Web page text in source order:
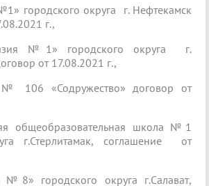
городского округа г. Нефтекамск
г.,
№1» городского округа г.
от 17.08.2021 г.,
106 «Содружество» договор от
общеобразовательная школа №1
г.Стерлитамак, соглашение от
городского округа г.Салават,